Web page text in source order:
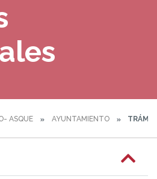
ASQUE AYUNTAMIENTO